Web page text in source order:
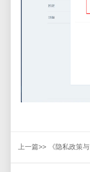
上一篇>> 《隐私政策与服务协议》